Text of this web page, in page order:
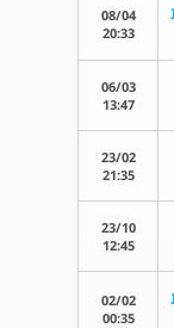
08/04
20:33
06/03
13:47
23/02
21:35
23/10
12:45
02/02
00:35